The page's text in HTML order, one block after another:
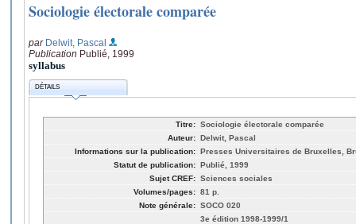
Sociologie électorale comparée
par Delwit, Pascal
Publication Publié, 1999
syllabus
DÉTAILS
Titre: Sociologie électorale comparée
Auteur: Delwit, Pascal
Informations sur la publication: Presses Universitaires de Bruxelles,
Statut de publication: Publié, 1999
Sujet CREF: Sciences sociales
Volumes/pages: 81 p.
Note générale: SOCO 020
3e édition 1998-1999/1